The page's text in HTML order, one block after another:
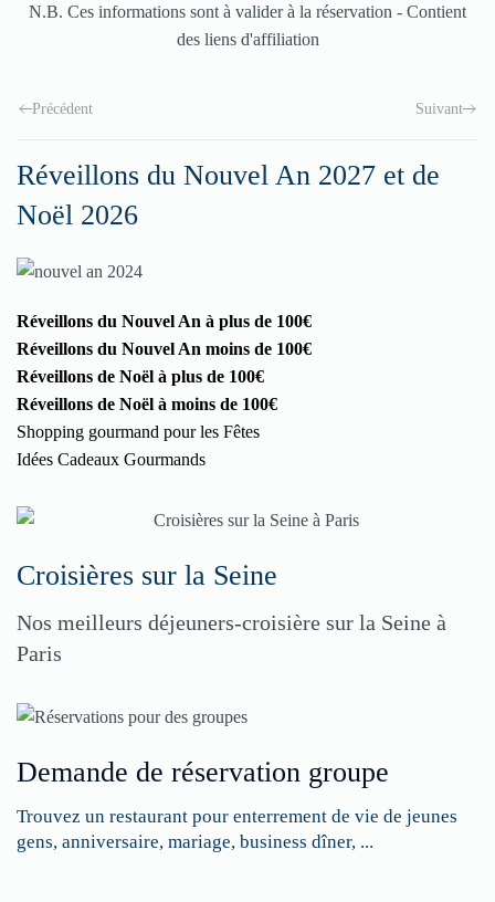
N.B. Ces informations sont à valider à la réservation - Contient
des liens d'affiliation
Précédent Suivant
Réveillons du Nouvel An 2027 et de
Noël 2026
Réveillons du Nouvel An à plus de 100€
Réveillons du Nouvel An moins de 100€
Réveillons de Noël à plus de 100€
Réveillons de Noël à moins de 100€
Shopping gourmand pour les Fêtes
Idées Cadeaux Gourmands
Croisières sur la Seine
Nos meilleurs déjeuners-croisière sur la Seine à
Paris
Demande de réservation groupe
Trouvez un restaurant pour enterrement de vie de jeunes
gens, anniversaire, mariage, business dîner, ...